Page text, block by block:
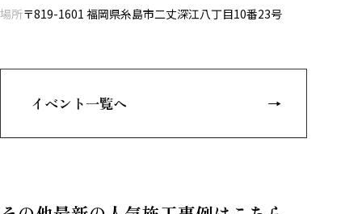
場所〒819-1601 福岡県糸島市二丈深江八丁目10番23号
イベント一覧へ